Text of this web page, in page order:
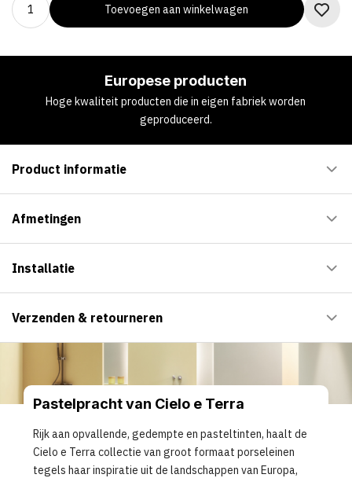
Toevoegen aan winkelwagen
Europese producten
Hoge kwaliteit producten die in eigen fabriek worden
geproduceerd.
Product informatie
Afmetingen
Installatie
Verzenden & retourneren
Pastelpracht van Cielo e Terra
Rijk aan opvallende, gedempte en pasteltinten, haalt de
Cielo e Terra collectie van groot formaat porseleinen
tegels haar inspiratie uit de landschappen van Europa,